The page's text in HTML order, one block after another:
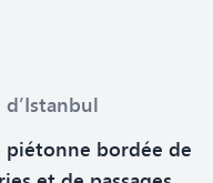
piétonne bordée de